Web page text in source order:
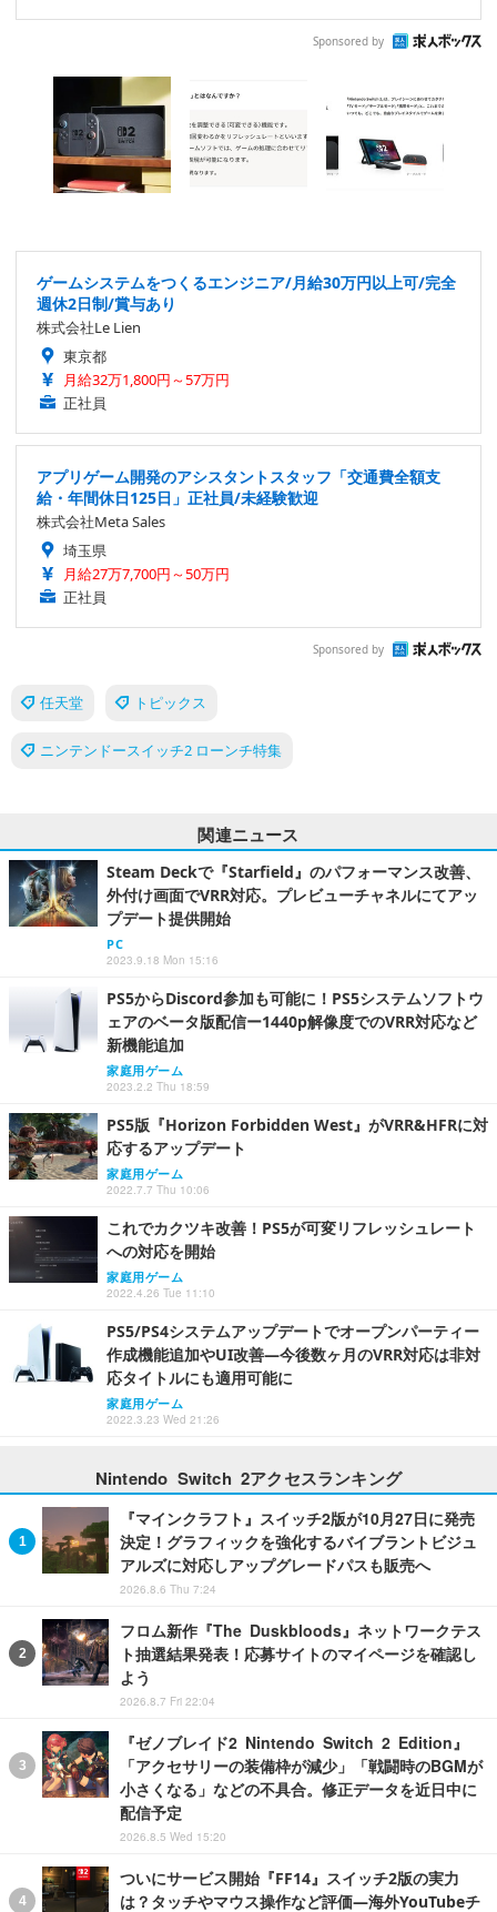
Sponsored by
ゲームシステムをつくるエンジニア/月給30万円以上可/完全
週休2日制/賞与あり
株式会社Le Lien
東京都
月給32万1,800円～57万円
正社員
アプリゲーム開発のアシスタントスタッフ「交通費全額支
給・年間休日125日」正社員/未経験歓迎
株式会社Meta Sales
埼玉県
月給27万7,700円～50万円
正社員
Sponsored by
任天堂 トピックス
ニンテンドースイッチ2 ローンチ特集
関連ニュース
Steam Deckで『Starfield』のパフォーマンス改善、
外付け画面でVRR対応。プレビューチャネルにてアッ
プデート提供開始
PC
2023.9.18 Mon 15:16
PS5からDiscord参加も可能に！PS5システムソフトウ
ェアのベータ版配信ー1440p解像度でのVRR対応など
新機能追加
家庭用ゲーム
2023.2.2 Thu 18:59
PS5版『Horizon Forbidden West』がVRR&HFRに対
応するアップデート
家庭用ゲーム
2022.7.7 Thu 10:06
これでカクツキ改善！PS5が可変リフレッシュレート
への対応を開始
家庭用ゲーム
2022.4.26 Tue 11:10
PS5/PS4システムアップデートでオープンパーティー
作成機能追加やUI改善―今後数ヶ月のVRR対応は非対
応タイトルにも適用可能に
家庭用ゲーム
2022.3.23 Wed 21:26
Nintendo Switch 2アクセスランキング
『マインクラフト』スイッチ2版が10月27日に発売
決定！グラフィックを強化するバイブラントビジュ
アルズに対応しアップグレードパスも販売へ
2026.8.6 Thu 7:24
フロム新作『The Duskbloods』ネットワークテス
ト抽選結果発表！応募サイトのマイページを確認し
よう
2026.8.7 Fri 22:04
『ゼノブレイド2 Nintendo Switch 2 Edition』
「アクセサリーの装備枠が減少」「戦闘時のBGMが
小さくなる」などの不具合。修正データを近日中に
配信予定
2026.8.5 Wed 15:20
ついにサービス開始『FF14』スイッチ2版の実力
は？タッチやマウス操作など評価―海外YouTubeチ